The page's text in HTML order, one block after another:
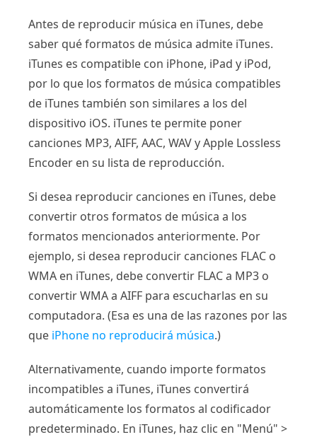
Antes de reproducir música en iTunes, debe
saber qué formatos de música admite iTunes.
iTunes es compatible con iPhone, iPad y iPod,
por lo que los formatos de música compatibles
de iTunes también son similares a los del
dispositivo iOS. iTunes te permite poner
canciones MP3, AIFF, AAC, WAV y Apple Lossless
Encoder en su lista de reproducción.
Si desea reproducir canciones en iTunes, debe
convertir otros formatos de música a los
formatos mencionados anteriormente. Por
ejemplo, si desea reproducir canciones FLAC o
WMA en iTunes, debe convertir FLAC a MP3 o
convertir WMA a AIFF para escucharlas en su
computadora. (Esa es una de las razones por las
que iPhone no reproducirá música.)
Alternativamente, cuando importe formatos
incompatibles a iTunes, iTunes convertirá
automáticamente los formatos al codificador
predeterminado. En iTunes, haz clic en "Menú" >